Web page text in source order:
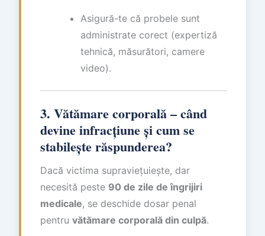
Asigură-te că probele sunt
administrate corect (expertiză
tehnică, măsurători, camere
video).
3. Vătămare corporală – când
devine infracțiune și cum se
stabilește răspunderea?
Dacă victima supraviețuiește, dar
necesită peste 90 de zile de îngrijiri
medicale, se deschide dosar penal
pentru vătămare corporală din culpă.